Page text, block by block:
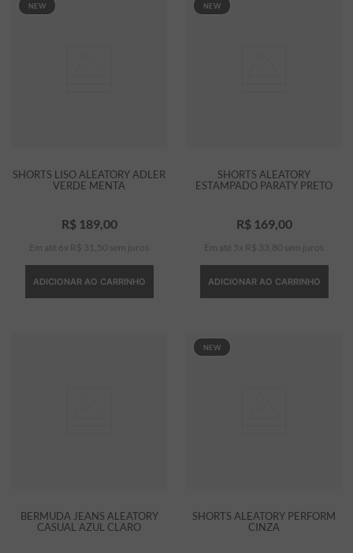
NEW
SHORTS LISO ALEATORY ADLER
VERDE MENTA
R$ 189, 00
Em até 6 x R$ 31 50 sem juros
ADICIONAR AO CARRINHO
NEW
SHORTS ALEATORY
ESTAMPADO PARATY PRETO
R$ 169, 00
Em até 5 x R$ 33 80 sem juros
ADICIONAR AO CARRINHO
BERMUDA JEANS ALEATORY
CASUAL AZUL CLARO
NEW
SHORTS ALEATORY PERFORM
CINZA